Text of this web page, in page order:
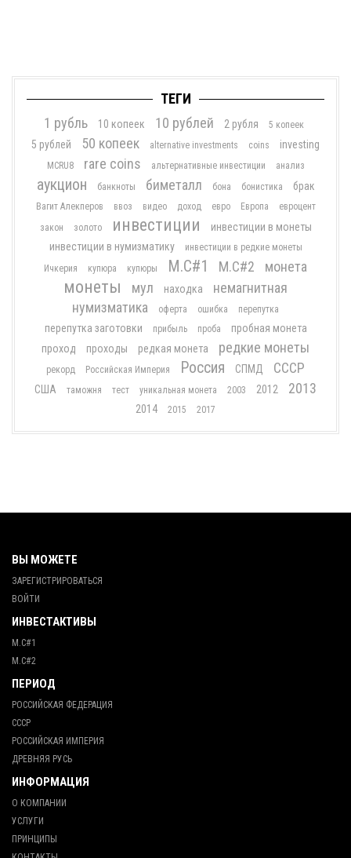
ТЕГИ
1 рубль
10 копеек 10 рублей 2 рубля 5 копеек
5 рублей 50 копеек alternative investments coins investing
MCRU8 rare coins альтернативные инвестиции анализ
аукцион банкноты биметалл бона бонистика брак
Вагит Алекперов ввоз видео доход евро Европа
евроцент
закон
золото инвестиции
инвестиции в монеты
инвестиции в нумизматику
инвестиции в редкие монеты
Ичкерия
купюра купюры М.С#1 М.С#2 монета
монеты мул находка
немагнитная
нумизматика
оферта ошибка перепутка
перепутка заготовки прибыль проба
пробная монета
проход
проходы редкая монета редкие монеты
рекорд Российская Империя Россия СПМД СССР
США таможня тест уникальная монета 2003 2012 2013
2014 2015 2017
ВЫ МОЖЕТЕ
ЗАРЕГИСТРИРОВАТЬСЯ
ВОЙТИ
ИНВЕСТАКТИВЫ
М.С#1
М.С#2
ПЕРИОД
РОССИЙСКАЯ ФЕДЕРАЦИЯ
СССР
РОССИЙСКАЯ ИМПЕРИЯ
ДРЕВНЯЯ РУСЬ
ИНФОРМАЦИЯ
О КОМПАНИИ
УСЛУГИ
ПРИНЦИПЫ